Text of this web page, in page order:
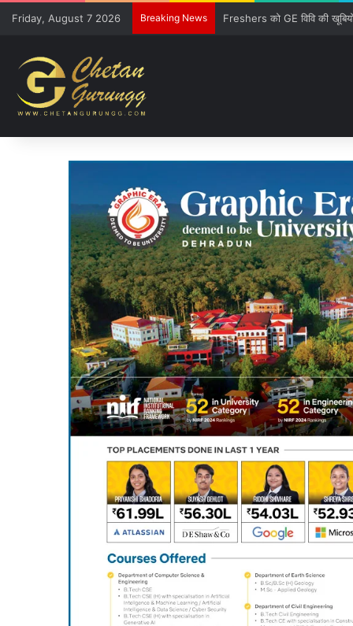
Friday, August 7 2026 Breaking News CM की गुजारिश-रेल मंत्री की